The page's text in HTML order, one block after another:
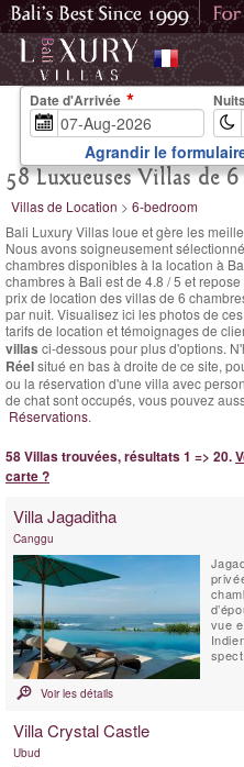
58 Luxueuses Villas de
Villas de Location > 6-bedroom
Bali Luxury Villas loue et gère les
Nous avons soigneusement
chambres disponibles à la location à
chambres à Bali est de 4.8 /5 et repose
prix de location des villas de 6
par nuit. Visualisez ici les photos de
tarifs de location et témoignages de
villas ci-dessous pour plus d'options.
Réelsitué en bas à droite de ce site,
ou la réservation d'une villa avec
de chat sont occupés, vous pouvez
Réservations.
58 Villas trouvées, résultats 1 => 20.
carte ?
Villa Jagaditha
Canggu
vue
Voir les détails
Villa Crystal Castle
Ubud
Date d'Arrivée Nuits
Agrandir le